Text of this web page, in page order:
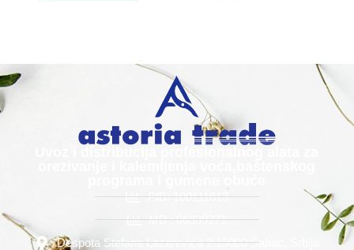
PIB: 100111613
MB : 06339271
Despota Stefana Lazarevića 2 15000 Šabac, Srbija